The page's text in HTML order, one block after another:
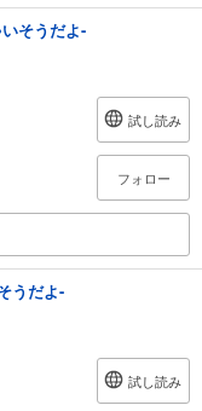
そうだよ-
試し読み
フォロー
うだよ-
試し読み